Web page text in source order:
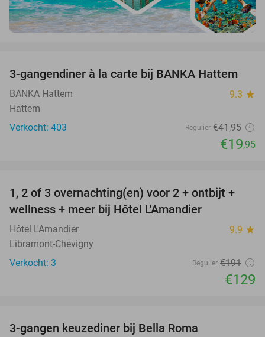
52%
3-gangendiner à la carte bij BANKA Hattem
BANKA Hattem 9.3 star
Hattem
Verkocht: 403
Regulier €41,95
€19,95
32%
TODAY
1, 2 of 3 overnachting(en) voor 2 + ontbijt +
wellness + meer bij Hôtel L'Amandier
Hôtel L'Amandier 9.9 star
Libramont-Chevigny
Verkocht: 3
Regulier €191
€129
3-gangen keuzediner bij Bella Roma